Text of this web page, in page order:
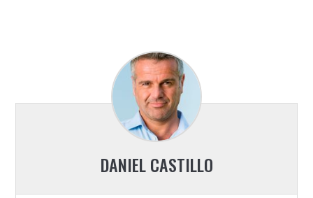
DANIEL CASTILLO